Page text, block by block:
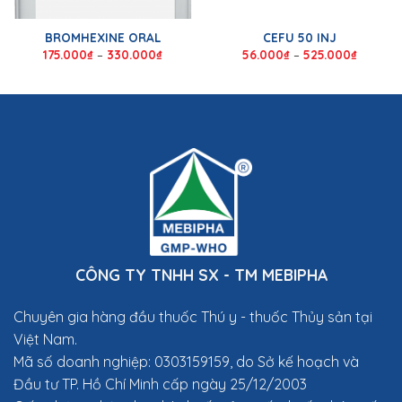
BROMHEXINE ORAL
175.000₫ – 330.000₫
CEFU 50 INJ
56.000₫– 525.000₫
CÔNG TY TNHH SX - TM MEBIPHA
Chuyên gia hàng đầu thuốc Thú y - thuốc Thủy sản tại
Việt Nam.
Mã số doanh nghiệp: 0303159159, do Sở kế hoạch và
Đầu tư TP. Hồ Chí Minh cấp ngày 25/12/2003